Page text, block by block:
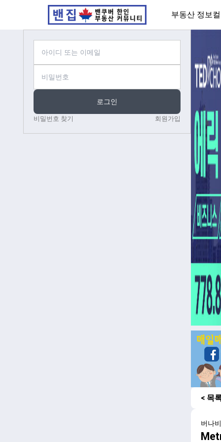
부동산 정보
로그인
비밀번호 찾기 회원가입
< 목
버나비